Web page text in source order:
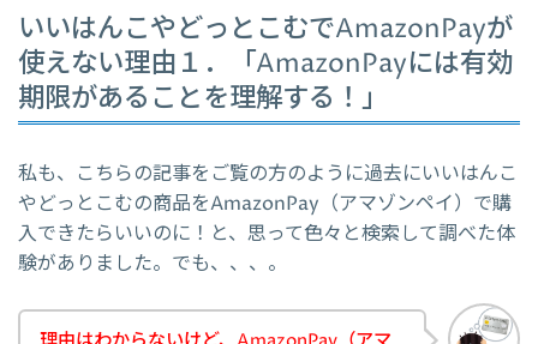
いいはんこやどっとこむでAmazonPayが
使えない理由１．「AmazonPayには有効
期限があることを理解する！」
私も、こちらの記事をご覧の方のように過去にいいはんこ
やどっとこむの商品をAmazonPay（アマゾンペイ）で購
入できたらいいのに！と、思って色々と検索して調べた体
験がありました。でも、、、。